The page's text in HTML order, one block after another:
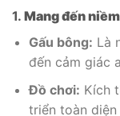
1. Mang đến
Gấu bông: Là
đến cảm giác
Đồ chơi: Kích
triển toàn